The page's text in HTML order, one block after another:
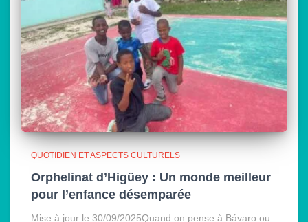
QUOTIDIEN ET ASPECTS CULTURELS
Orphelinat d’Higüey : Un monde meilleur
pour l’enfance désemparée
Mise à jour le 30/09/2025Quand on pense à Bávaro ou